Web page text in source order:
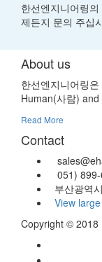
한선엔지니어링
제든지 문의 주십
About us
한선엔지니어링
Human(사람)
Read More
Contact
051)
부산광역
View
Copyright © 2018